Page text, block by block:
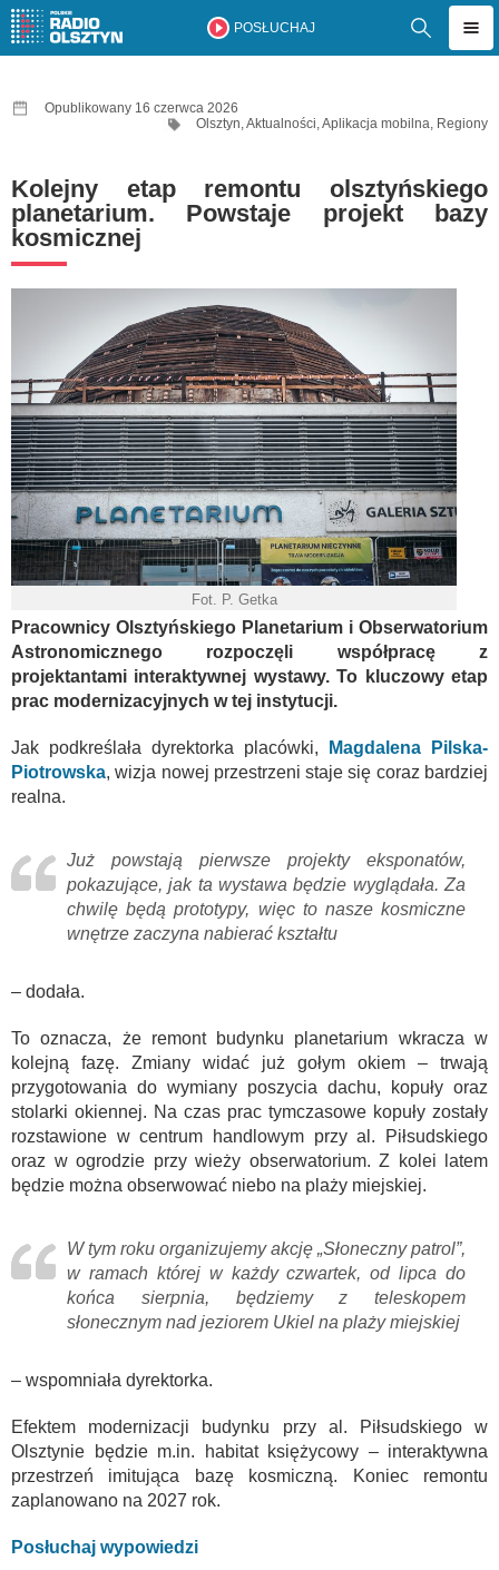
POSŁUCHAJ
Opublikowany 16 czerwca 2026
Olsztyn,Aktualności,Aplikacja mobilna, Regiony
Kolejny etap remontu olsztyńskiego
planetarium. Powstaje projekt bazy
kosmicznej
Fot. P. Getka
Pracownicy Olsztyńskiego Planetarium i Obserwatorium
Astronomicznego rozpoczęli współpracę z
projektantami interaktywnej wystawy. To kluczowy etap
prac modernizacyjnych w tej instytucji.
Jak podkreślała dyrektorka placówki,
Magdalena Pilska-
Piotrowska, wizja nowej przestrzeni staje się coraz bardziej
realna.
Już powstają pierwsze projekty eksponatów,
pokazujące, jak ta wystawa będzie wyglądała. Za
chwilę będą prototypy, więc to nasze kosmiczne
wnętrze zaczyna nabierać kształtu
– dodała.
To oznacza, że remont budynku planetarium wkracza w
kolejną fazę. Zmiany widać już gołym okiem – trwają
przygotowania do wymiany poszycia dachu, kopuły oraz
stolarki okiennej. Na czas prac tymczasowe kopuły zostały
rozstawione w centrum handlowym przy al. Piłsudskiego
oraz w ogrodzie przy wieży obserwatorium. Z kolei latem
będzie można obserwować niebo na plaży miejskiej.
W tym roku organizujemy akcję „Słoneczny patrol”,
w ramach której w każdy czwartek, od lipca do
końca sierpnia, będziemy z teleskopem
słonecznym nad jeziorem Ukiel na plaży miejskiej
– wspomniała dyrektorka.
Efektem modernizacji budynku przy al. Piłsudskiego w
Olsztynie będzie m.in. habitat księżycowy – interaktywna
przestrzeń imitująca bazę kosmiczną. Koniec remontu
zaplanowano na 2027 rok.
Posłuchaj wypowiedzi